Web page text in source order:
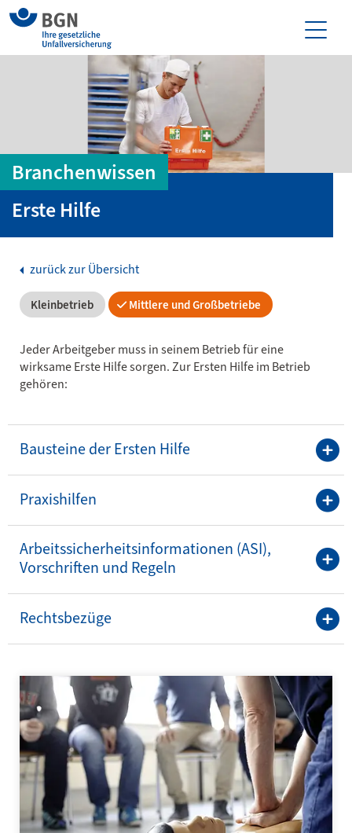
Branchenwissen
Erste Hilfe
zurück zur Übersicht
Kleinbetrieb Mittlere und Großbetriebe
Jeder Arbeitgeber muss in seinem Betrieb für eine
wirksame Erste Hilfe sorgen. Zur Ersten Hilfe im Betrieb
gehören:
Bausteine der Ersten Hilfe
Praxishilfen
Arbeitssicherheitsinformationen (ASI),
Vorschriften und Regeln
Rechtsbezüge